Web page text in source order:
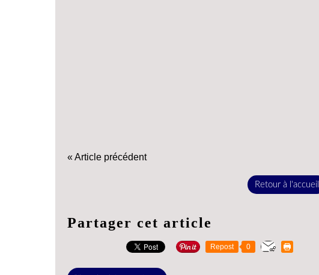
« Article précédent
Retour à l'accueil
Partager cet article
Repost 0